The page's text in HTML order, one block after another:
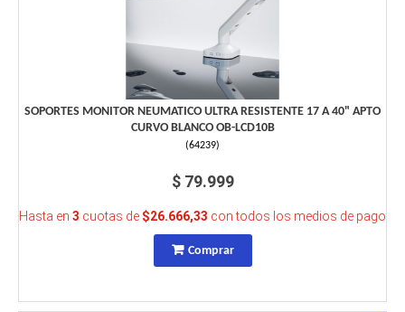
SOPORTES MONITOR NEUMATICO ULTRA RESISTENTE 17 A 40" APTO
CURVO BLANCO OB-LCD10B
(64239)
$ 79.999
Hasta en 3 cuotas de $26.666,33 con todos los medios de pago
Comprar